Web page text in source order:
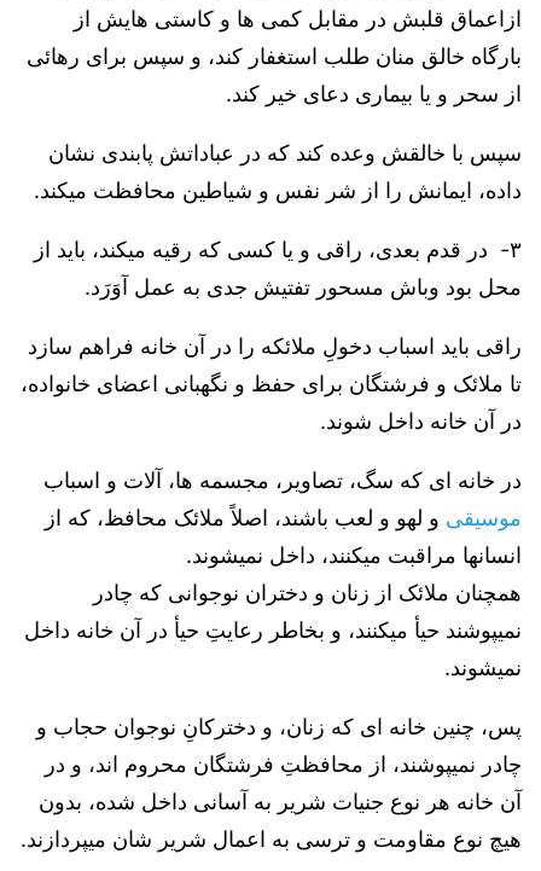
ازاعماق قلبش در مقابل کمی ها و کاستی هایش از
بارگاه خالق منان طلب استغفار کند، و سپس برای رهائی
از سحر و یا بیماری دعای خیر کند.
سپس با خالقش وعده کند که در عباداتش پابندی نشان
داده، ایمانش را از شر نفس و شیاطین محافظت میکند.
۳- در قدم بعدی، راقی و یا کسی که رقیه میکند، باید از
محل بود وباش مسحور تفتیش جدی به عمل آوَرَد.
راقی باید اسباب دخولِ ملائکه را در آن خانه فراهم سازد
تا ملائک و فرشتگان برای حفظ و نگهبانی اعضای خانواده،
در آن خانه داخل شوند.
در خانه ای که سگ، تصاویر، مجسمه ها، آلات و اسباب
موسیقی و لهو و لعب باشند، اصلاً ملائک محافظ، که از
انسانها مراقبت میکنند، داخل نمیشوند.
همچنان ملائک از زنان و دختران نوجوانی که چادر
نمیپوشند حیأ میکنند، و بخاطر رعایتِ حیأ در آن خانه داخل
نمیشوند.
پس، چنین خانه ای که زنان، و دخترکانِ نوجوان حجاب و
چادر نمیپوشند، از محافظتِ فرشتگان محروم اند، و در
آن خانه هر نوع جنیات شریر به آسانی داخل شده، بدون
هیچ نوع مقاومت و ترسی به اعمال شریر شان میپردازند.